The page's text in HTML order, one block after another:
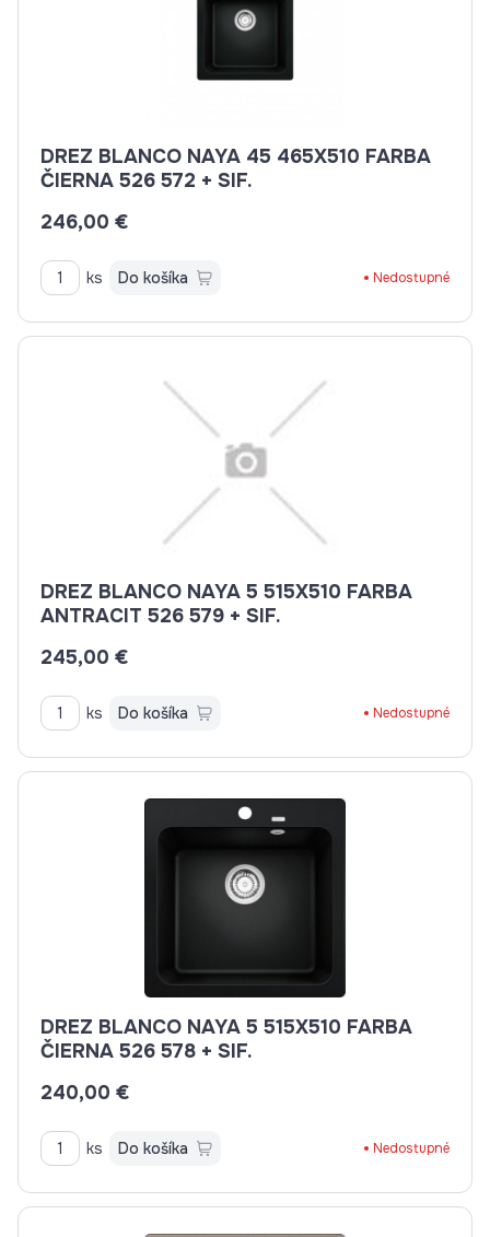
DREZ BLANCO NAYA 45 465X510 FARBA
ČIERNA 526 572 + SIF.
246,00 €
ks Do košíka Nedostupné
DREZ BLANCO NAYA 5 515X510 FARBA
ANTRACIT 526 579 + SIF.
245,00 €
ks Do košíka Nedostupné
DREZ BLANCO NAYA 5 515X510 FARBA
ČIERNA 526 578 + SIF.
240,00 €
ks Do košíka Nedostupné